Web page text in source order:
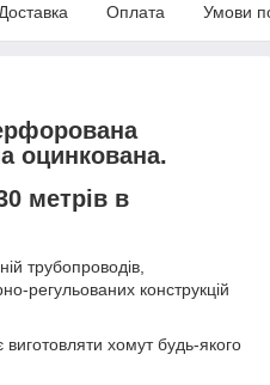
Доставка Оплата Умови
оцинкована.
метрів в
трубопроводів,
регульованих конструкцій
хомут будь-якого